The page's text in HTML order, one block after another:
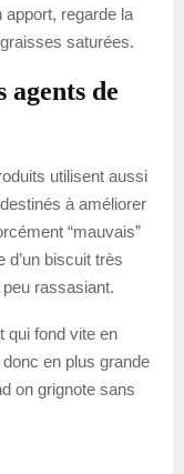
apport, regarde la
saturées.
agents de
utilisent aussi
à améliorer
“mauvais”
biscuit très
rassasiant.
qui fond vite en
en plus grande
on grignote sans